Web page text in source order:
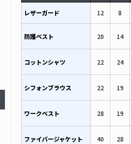
レザーガード 12 8
防護ベスト 20 14
コットンシャツ 22 24
シフォンブラウス 22 19
ワークベスト 28 19
ファイバージャケット 40 28